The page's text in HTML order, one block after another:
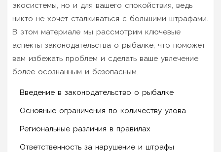
экосистемы, но и для вашего спокойствия, ведь
никто не хочет сталкиваться с большими штрафами.
В этом материале мы рассмотрим ключевые
аспекты законодательства о рыбалке, что поможет
вам избежать проблем и сделать ваше увлечение
более осознанным и безопасным.
Введение в законодательство о рыбалке
Основные ограничения по количеству улова
Региональные различия в правилах
Ответственность за нарушение и штрафы